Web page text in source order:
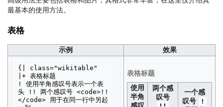
最基本的使用方法。
表格
示例 效果
{| class="wikitable"
|+ 表格标题
! 使用半角感叹号表示一个表
头 !! 两个感叹号 <code>!!
</code> 用于在同一行中另起
表格标题
使用
半角
感叹
两个感
叹号
一个感
叹号
!